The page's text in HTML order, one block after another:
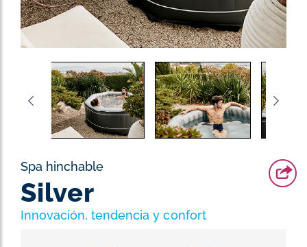
Spa hinchable
Silver
Innovación, tendencia y confort